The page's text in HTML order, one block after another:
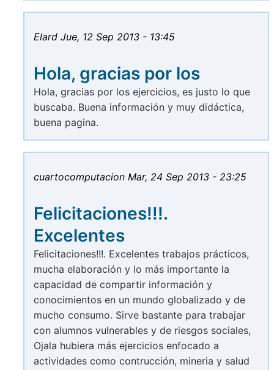
Elard Jue, 12 Sep 2013 - 13:45
Hola, gracias por los
Hola, gracias por los ejercicios, es justo lo que
buscaba. Buena información y muy didáctica,
buena pagina.
cuartocomputacion Mar, 24 Sep 2013 - 23:25
Felicitaciones!!!.
Excelentes
Felicitaciones!!!. Excelentes trabajos prácticos,
mucha elaboración y lo más importante la
capacidad de compartir información y
conocimientos en un mundo globalizado y de
mucho consumo. Sirve bastante para trabajar
con alumnos vulnerables y de riesgos sociales,
Ojala hubiera más ejercicios enfocado a
actividades como contrucción, mineria y salud